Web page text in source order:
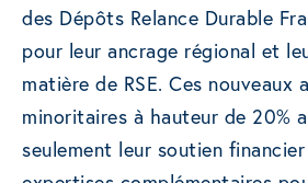
des Dépôts Relance Durable
pour leur ancrage régional et
matière de RSE. Ces nouveaux
minoritaires à hauteur de 20%
seulement leur soutien